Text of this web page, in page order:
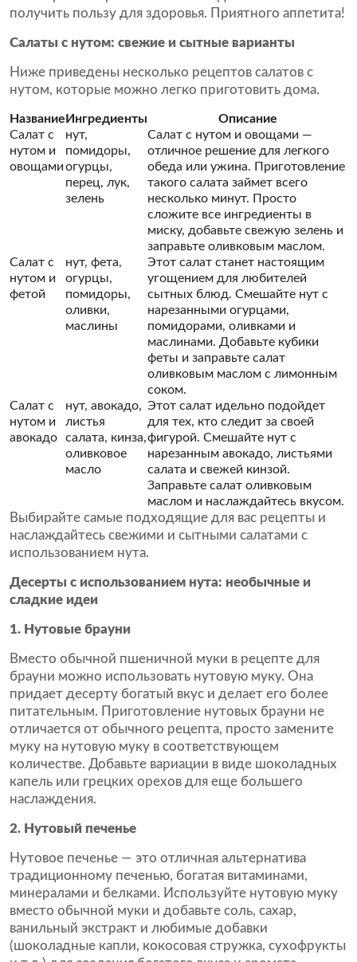
получить пользу для здоровья. Приятного аппетита!
Салаты с нутом: свежие и сытные варианты
Ниже приведены несколько рецептов салатов с
нутом, которые можно легко приготовить дома.
Название Ингредиенты
Описание
Салат с
нутом и
овощами
нут,
помидоры,
огурцы,
перец, лук,
зелень
Салат с нутом и овощами —
отличное решение для легкого
обеда или ужина. Приготовление
такого салата займет всего
несколько минут. Просто
сложите все ингредиенты в
миску, добавьте свежую зелень и
заправьте оливковым маслом.
Салат с
нутом и
фетой
нут, фета,
огурцы,
помидоры,
оливки,
маслины
Этот салат станет настоящим
угощением для любителей
сытных блюд. Смешайте нут с
нарезанными огурцами,
помидорами, оливками и
маслинами. Добавьте кубики
феты и заправьте салат
оливковым маслом с лимонным
соком.
Салат с
нутом и
авокадо
нут, авокадо,
листья
салата, кинза,
оливковое
масло
Этот салат идельно подойдет
для тех, кто следит за своей
фигурой. Смешайте нут с
нарезанным авокадо, листьями
салата и свежей кинзой.
Заправьте салат оливковым
маслом и наслаждайтесь вкусом.
Выбирайте самые подходящие для вас рецепты и
наслаждайтесь свежими и сытными салатами с
использованием нута.
Десерты с использованием нута: необычные и
сладкие идеи
1. Нутовые брауни
Вместо обычной пшеничной муки в рецепте для
брауни можно использовать нутовую муку. Она
придает десерту богатый вкус и делает его более
питательным. Приготовление нутовых брауни не
отличается от обычного рецепта, просто замените
муку на нутовую муку в соответствующем
количестве. Добавьте вариации в виде шоколадных
капель или грецких орехов для еще большего
наслаждения.
2. Нутовый печенье
Нутовое печенье — это отличная альтернатива
традиционному печенью, богатая витаминами,
минералами и белками. Используйте нутовую муку
вместо обычной муки и добавьте соль, сахар,
ванильный экстракт и любимые добавки
(шоколадные капли, кокосовая стружка, сухофрукты